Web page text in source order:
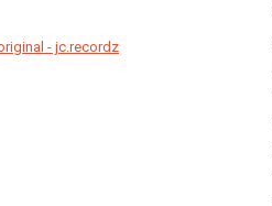
- jc.recordz